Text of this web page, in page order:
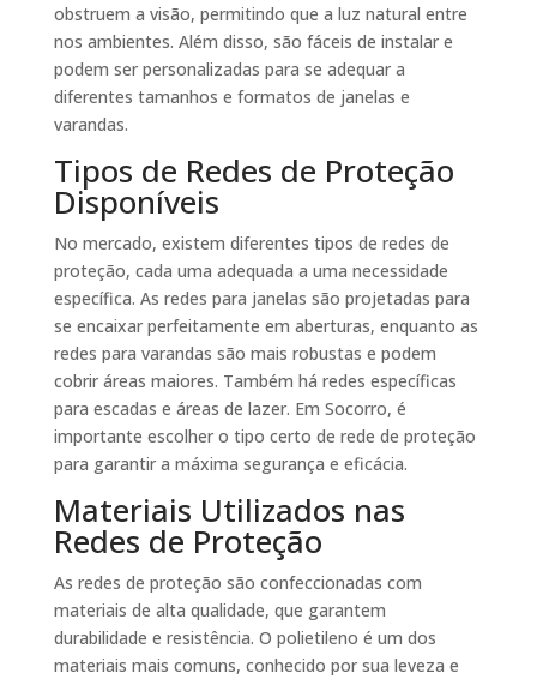
obstruem a visão, permitindo que a luz natural entre
nos ambientes. Além disso, são fáceis de instalar e
podem ser personalizadas para se adequar a
diferentes tamanhos e formatos de janelas e
varandas.
Tipos de Redes de Proteção
Disponíveis
No mercado, existem diferentes tipos de redes de
proteção, cada uma adequada a uma necessidade
específica. As redes para janelas são projetadas para
se encaixar perfeitamente em aberturas, enquanto as
redes para varandas são mais robustas e podem
cobrir áreas maiores. Também há redes específicas
para escadas e áreas de lazer. Em Socorro, é
importante escolher o tipo certo de rede de proteção
para garantir a máxima segurança e eficácia.
Materiais Utilizados nas
Redes de Proteção
As redes de proteção são confeccionadas com
materiais de alta qualidade, que garantem
durabilidade e resistência. O polietileno é um dos
materiais mais comuns, conhecido por sua leveza e